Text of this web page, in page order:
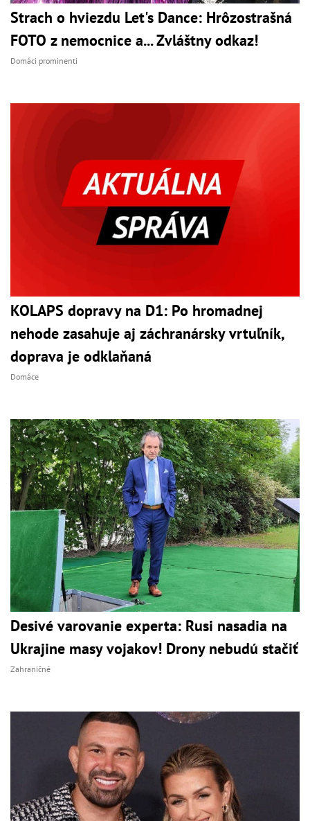
Strach o hviezdu Let's Dance: Hrôzostrašná
FOTO z nemocnice a... Zvláštny odkaz!
Domáci prominenti
KOLAPS dopravy na D1: Po hromadnej
nehode zasahuje aj záchranársky vrtuľník,
doprava je odklaňaná
Domáce
Desivé varovanie experta: Rusi nasadia na
Ukrajine masy vojakov! Drony nebudú stačiť
Zahraničné